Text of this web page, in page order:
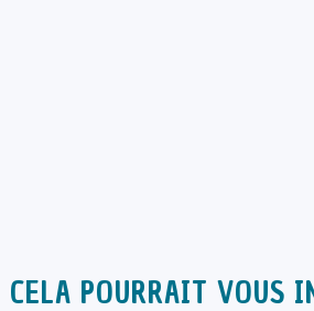
CELA POURRAIT VOUS